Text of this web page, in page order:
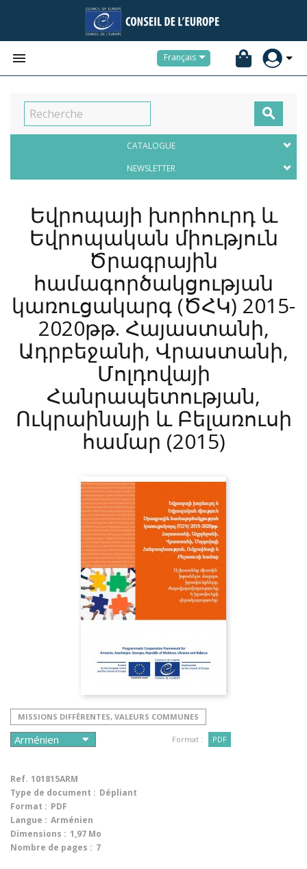
 Français

CATALOGUE
NEWSLETTER
Եվրոպայի խորհուրդ և
Եվրոպական միություն
Ծրագրային
համագործակցության
կառուցակարգ (ԾՀԿ) 2015-
2020թթ. Հայաստանի,
Ադրբեջանի, Վրաստանի,
Մոլդովայի
Հանրապետության,
Ուկրաինայի և Բելառուսի
համար (2015)
MISSIONS DIFFÉRENTES, VALEURS COMMUNES
Format : PDF
Ref. 101815ARM
Type de document : Dépliant
Format : PDF
Langue : Arménien
Dimensions : 1,97 Mo
Nombre de pages : 7